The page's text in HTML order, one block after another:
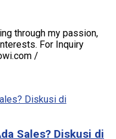
through my passion,
For Inquiry
/
Sales? Diskusi di